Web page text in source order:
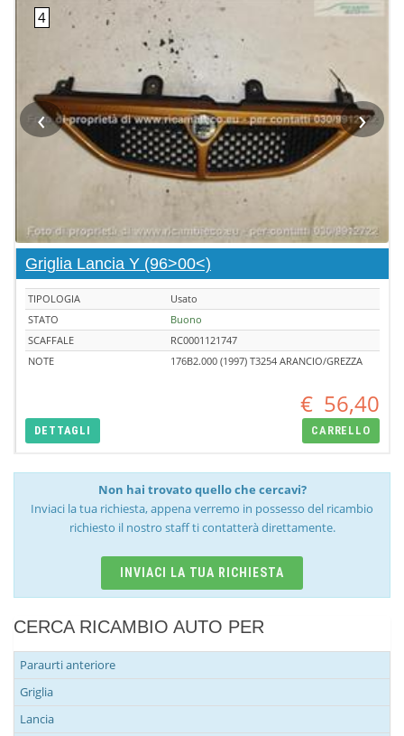
‹ ›
Griglia Lancia Y (96>00<)
TIPOLOGIA
Usato
STATO
Buono
SCAFFALE
RC0001121747
NOTE
176B2.000 (1997) T3254 ARANCIO/GREZZA
€ 56,40
DETTAGLI CARRELLO
Non hai trovato quello che cercavi?
Inviaci la tua richiesta, appena verremo in possesso del ricambio
richiesto il nostro staff ti contatterà direttamente.
INVIACI LA TUA RICHIESTA
CERCA RICAMBIO AUTO PER
Paraurti anteriore
Griglia
Lancia